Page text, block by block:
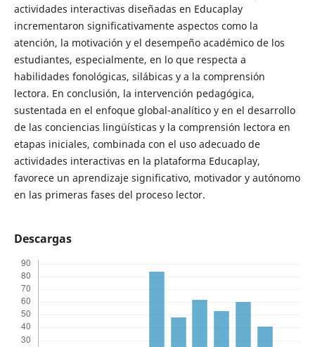
actividades interactivas diseñadas en Educaplay
incrementaron significativamente aspectos como la
atención, la motivación y el desempeño académico de los
estudiantes, especialmente, en lo que respecta a
habilidades fonológicas, silábicas y a la comprensión
lectora. En conclusión, la intervención pedagógica,
sustentada en el enfoque global-analítico y en el desarrollo
de las conciencias lingüísticas y la comprensión lectora en
etapas iniciales, combinada con el uso adecuado de
actividades interactivas en la plataforma Educaplay,
favorece un aprendizaje significativo, motivador y autónomo
en las primeras fases del proceso lector.
Descargas